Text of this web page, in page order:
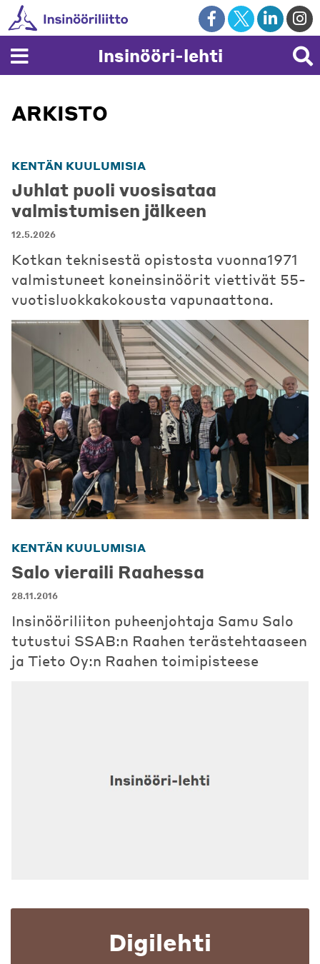
Skip
to
content
Insinööri-lehti
ARKISTO
KENTÄN KUULUMISIA
Juhlat puoli vuosisataa
valmistumisen jälkeen
12.5.2026
Kotkan teknisestä opistosta vuonna1971
valmistuneet koneinsinöörit viettivät 55-
vuotisluokkakokousta vapunaattona.
KENTÄN KUULUMISIA
Salo vieraili Raahessa
28.11.2016
Insinööriliiton puheenjohtaja Samu Salo
tutustui SSAB:n Raahen terästehtaaseen
ja Tieto Oy:n Raahen toimipisteese
Digilehti